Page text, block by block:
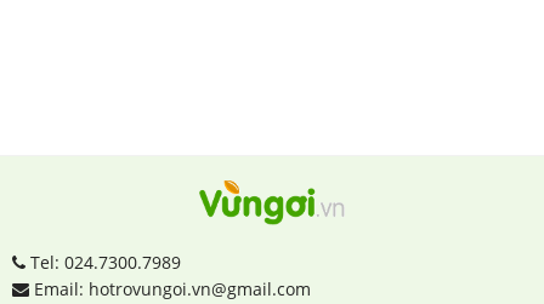
Tel: 024.7300.7989
Email: hotrovungoi.vn@gmail.com